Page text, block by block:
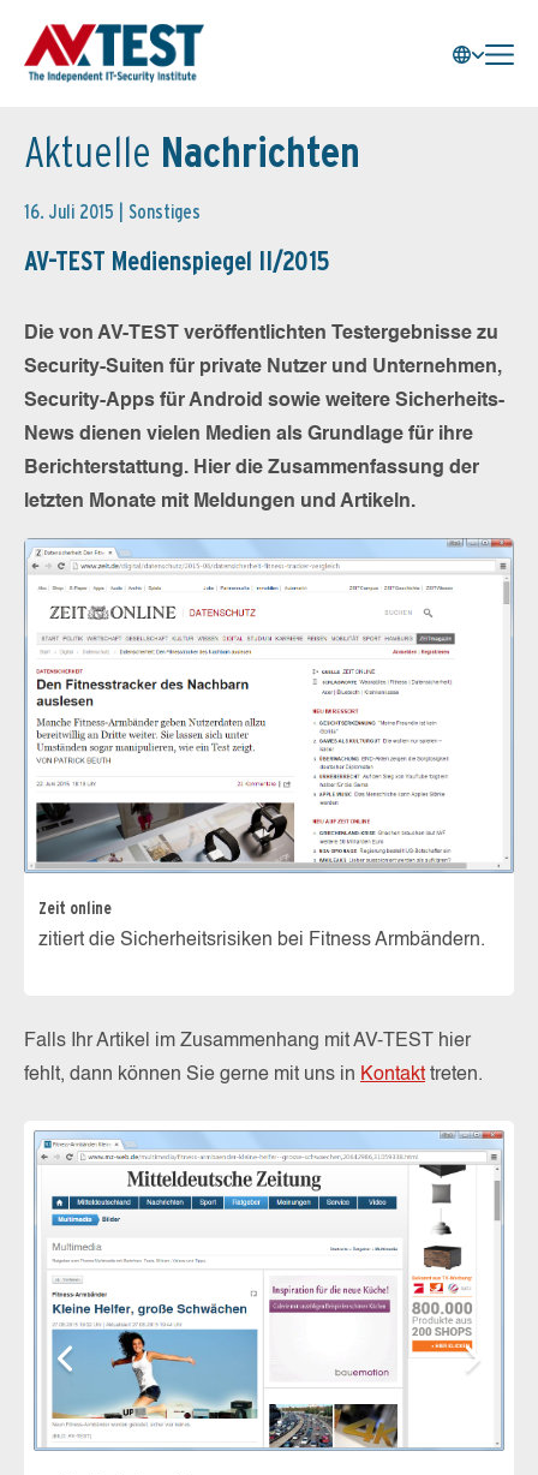
Aktuelle Nachrichten
16. Juli 2015 | Sonstiges
AV-TEST Medienspiegel II/2015
Die von AV-TEST veröffentlichten Testergebnisse zu
Security-Suiten für private Nutzer und Unternehmen,
Security-Apps für Android sowie weitere Sicherheits-
News dienen vielen Medien als Grundlage für ihre
Berichterstattung. Hier die Zusammenfassung der
letzten Monate mit Meldungen und Artikeln.
Zeit online
zitiert die Sicherheitsrisiken bei Fitness Armbändern.
Falls Ihr Artikel im Zusammenhang mit AV-TEST hier
fehlt, dann können Sie gerne mit uns in Kontakt treten.